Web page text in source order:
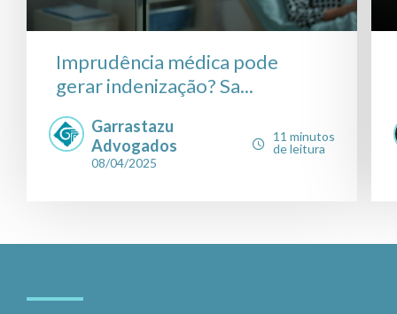
Imprudência médica pode
gerar indenização? Sa...
Garrastazu
Advogados
08/04/2025
11 minutos
de leitura